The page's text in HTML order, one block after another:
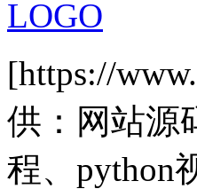
[https://
供：网站源
程、python